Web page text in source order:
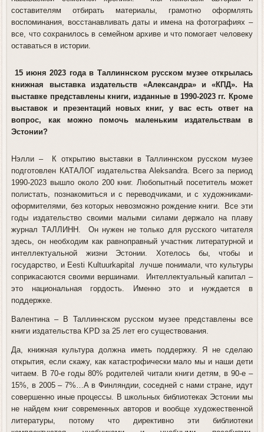
составителям отбирать материалы, грамотно оформлять
воспоминания, восстанавливать даты и имена на фотографиях –
все, что сохранилось в семейном архиве и что помогает человеку
оставаться в истории.
15 июня 2023 года в Таллиннском русском музее открылась
книжная выставка издательств «Александра» и «КПД». На
выставке представлены книги, изданные в 1990-2023 гг. Кроме
выставок и презентаций новых книг, у вас есть ответ на
вопрос, как можно помочь маленьким издательствам в
Эстонии?
Нэлли – К открытию выставки в Таллиннском русском музее
подготовлен КАТАЛОГ издательства Aleksandra. Всего за период
1990-2023 вышло около 200 книг. Любопытный посетитель может
полистать, познакомиться и с переводчиками, и с художниками-
оформителями, без которых невозможно рождение книги. Все эти
годы издательство своими малыми силами держало на плаву
журнал ТАЛЛИНН. Он нужен не только для русского читателя
здесь, он необходим как равноправный участник литературной и
интеллектуальной жизни Эстонии. Хотелось бы, чтобы и
государство, и Eesti Kultuurkapital лучше понимали, что культуры
соприкасаются своими вершинами. Интеллектуальный капитал –
это национальная гордость. Именно это и нуждается в
поддержке.
Валентина– В Таллиннском русском музее представлены все
книги издательства KPD за 25 лет его существования.
Да, книжная культура должна иметь поддержку. Я не сделаю
открытия, если скажу, как катастрофически мало мы и наши дети
читаем. В 70-е годы 80% родителей читали книги детям, в 90-е –
15%, в 2005 – 7%…А в Финляндии, соседней с нами стране, идут
совершенно иные процессы. В школьных библиотеках Эстонии мы
не найдем книг современных авторов и вообще художественной
литературы, потому что директивно эти библиотеки